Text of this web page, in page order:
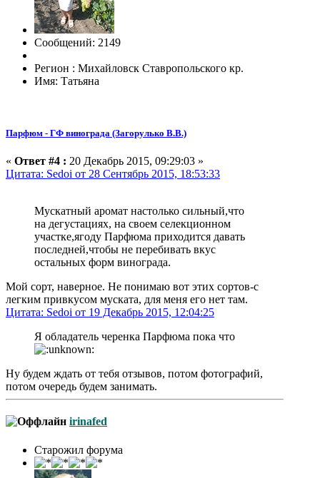
Сообщений: 2149
Регион : Михайловск Ставропольского кр.
Имя: Татьяна
Парфюм - ГФ винограда (Загорулько В.В.)
« Ответ #4 : 20 Декабрь 2015, 09:29:03 »
Цитата: Sedoi от 28 Сентябрь 2015, 18:53:33
Мускатный аромат настолько сильный,что
на дегустациях, на своем селекционном
участке,ягоду Парфюма приходится давать
последней,чтобы не перебивать вкус
остальных форм винограда.
Мой сорт, наверное. Не понимаю вот этих сортов-с
легким привкусом муската, для меня его нет там.
Цитата: Sedoi от 19 Декабрь 2015, 12:04:25
Я обладатель черенка Парфюма пока что
Ну будем ждать от тебя отзывов, потом фотографий,
потом очередь будем занимать.
irinafed
Старожил форума